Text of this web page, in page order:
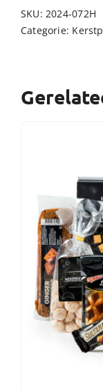
SKU:2024-072H
Categorie: